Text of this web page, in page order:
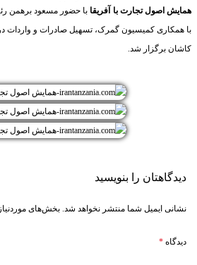
همایش اصول تجارت با آفریقا با حضور مسعود برهمن
با همکاری کمیسیون گمرک، تسهیل صادرات و واردات
کاشان برگزار شد.
دیدگاهتان را بنویسید
نشانی ایمیل شما منتشر نخواهد شد. بخش‌های
دیدگاه *